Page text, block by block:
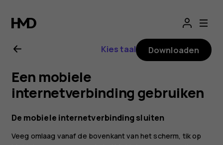
voor
Nokia
8.1
Kies taal Downloaden
Een mobiele
internetverbinding gebruiken
De mobiele internetverbinding sluiten
Veeg omlaag vanaf de bovenkant van het scherm, tik op